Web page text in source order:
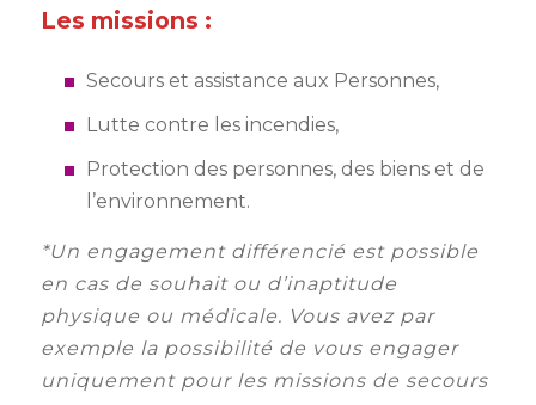
Les missions :
Secours et assistance aux Personnes,
Lutte contre les incendies,
Protection des personnes, des biens et de
l’environnement.
*Un engagement différencié est possible
en cas de souhait ou d’inaptitude
physique ou médicale. Vous avez par
exemple la possibilité de vous engager
uniquement pour les missions de secours